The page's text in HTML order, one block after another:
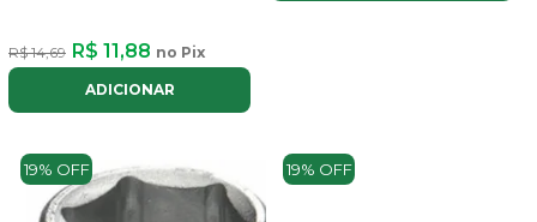
R$ 14,69 R$ 11,88 no Pix
ADICIONAR
19% OFF 19% OFF